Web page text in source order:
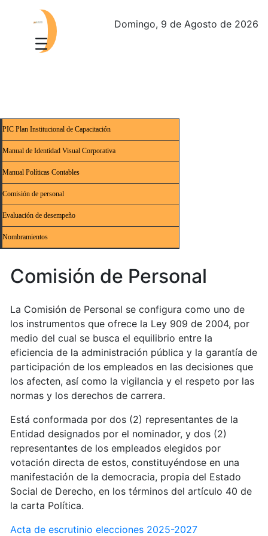
Domingo, 9 de Agosto de 2026
PIC Plan Institucional de Capacitación
Manual de Identidad Visual Corporativa
Manual Políticas Contables
Comisión de personal
Evaluación de desempeño
Nombramientos
Comisión de Personal
La Comisión de Personal se configura como uno de
los instrumentos que ofrece la Ley 909 de 2004, por
medio del cual se busca el equilibrio entre la
eficiencia de la administración pública y la garantía de
participación de los empleados en las decisiones que
los afecten, así como la vigilancia y el respeto por las
normas y los derechos de carrera.
Está conformada por dos (2) representantes de la
Entidad designados por el nominador, y dos (2)
representantes de los empleados elegidos por
votación directa de estos, constituyéndose en una
manifestación de la democracia, propia del Estado
Social de Derecho, en los términos del artículo 40 de
la carta Política.
Acta de escrutinio elecciones 2025-2027